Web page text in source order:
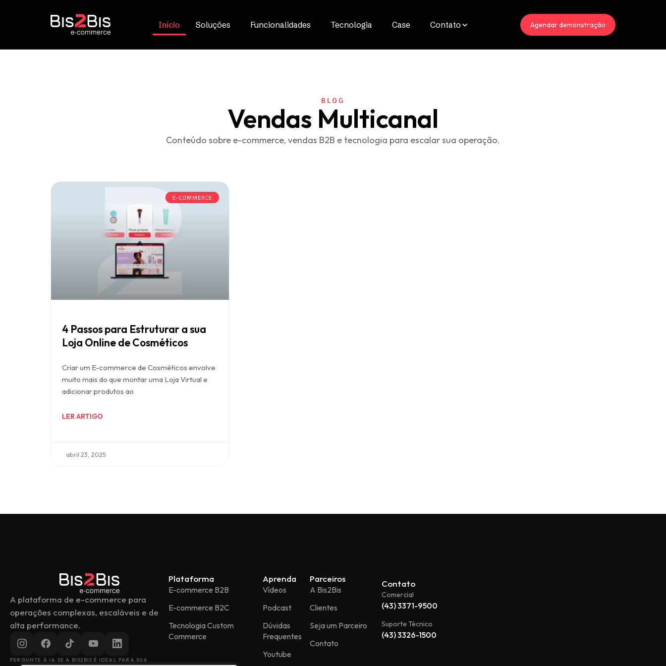
Início Soluções Funcionalidades Tecnologia Case Contato Agendar demonstração
BLOG
Vendas Multicanal
Conteúdo sobre e-commerce, vendas B2B e tecnologia para escalar sua operação.
E-COMMERCE
4 Passos para Estruturar a sua
Loja Online de Cosméticos
Criar um E-commerce de Cosméticos envolve
muito mais do que montar uma Loja Virtual e
adicionar produtos ao
LER ARTIGO
abril 23, 2025
A plataforma de e-commerce para
operações complexas, escaláveis e de
alta performance.
PERGUNTE À IA SE A BIS2BIS É IDEAL PARA SUA
Plataforma
E-commerce B2B
E-commerce B2C
Tecnologia Custom
Commerce
Aprenda
Vídeos
Podcast
Dúvidas
Frequentes
Youtube
Parceiros
A Bis2Bis
Clientes
Seja um Parceiro
Contato
Contato
Comercial
(43) 3371-9500
Suporte Técnico
(43) 3326-1500